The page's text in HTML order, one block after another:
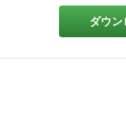
ダウン